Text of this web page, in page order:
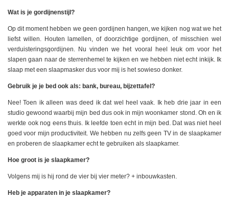
Wat is je gordijnenstijl?
Op dit moment hebben we geen gordijnen hangen, we kijken nog wat we het
liefst willen. Houten lamellen, of doorzichtige gordijnen, of misschien wel
verduisteringsgordijnen. Nu vinden we het vooral heel leuk om voor het
slapen gaan naar de sterrenhemel te kijken en we hebben niet echt inkijk. Ik
slaap met een slaapmasker dus voor mij is het sowieso donker.
Gebruik je je bed ook als: bank, bureau, bijzettafel?
Nee! Toen ik alleen was deed ik dat wel heel vaak. Ik heb drie jaar in een
studio gewoond waarbij mijn bed dus ook in mijn woonkamer stond. Oh en ik
werkte ook nog eens thuis. Ik leefde toen echt in mijn bed. Dat was niet heel
goed voor mijn productiviteit. We hebben nu zelfs geen TV in de slaapkamer
en proberen de slaapkamer echt te gebruiken als slaapkamer.
Hoe groot is je slaapkamer?
Volgens mij is hij rond de vier bij vier meter? + inbouwkasten.
Heb je apparaten in je slaapkamer?